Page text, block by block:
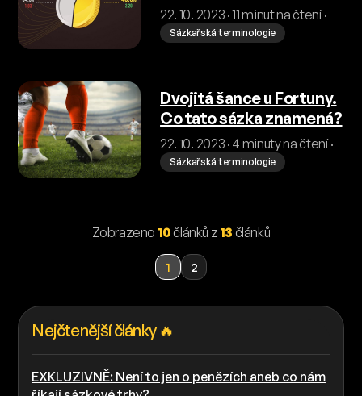
value betting v praxi
22. 10. 2023 · 11 minut na čtení ·
Sázkařská terminologie
Dvojitá šance u Fortuny.
Co tato sázka znamená?
22. 10. 2023 · 4 minuty na čtení ·
Sázkařská terminologie
Zobrazeno 10článků z 13 článků
1 2
Nejčtenější články 🔥
EXKLUZIVNĚ: Není to jen o penězích aneb co nám